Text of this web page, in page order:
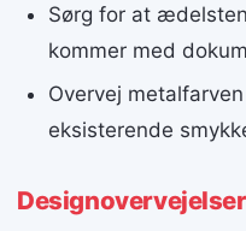
Sørg for at
kommer med
Overvej
eksisterende
Designovervejelser